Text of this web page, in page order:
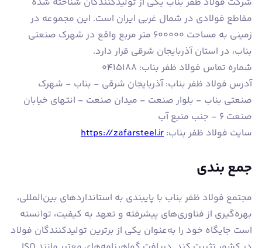
مقاطع فولادی در شمال غربی ایران است. این مجموعه در
زمینی به مساحت ۶۰۰۰۰۰ متر مربع واقع در شهرک صنعتی
بناب، در استان آذربایجان شرقی قرار دارد.
شماره تماس فولاد ظفر بناب: ۰۴۱۵۱۸۸
آدرس فولاد ظفر بناب: آذربایجان شرقی - بناب - شهرک
صنعتی بناب - بلوار صنعت - میدان صنعت - انتهای خیابان
صنعت ۶ - جنب منبع آب
سایت فولاد ظفر بناب: https://zafarsteel.ir
جمع بندی
مجتمع فولاد ظفر بناب با پایبندی به استانداردهای بین‌المللی،
بهره‌گیری از فناوری‌های پیشرفته و تعهد به کیفیت، توانسته
است جایگاه خود را به‌عنوان یکی از برترین تولیدکنندگان فولاد